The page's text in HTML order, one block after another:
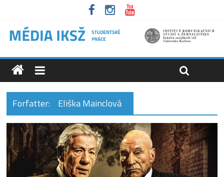
Forfatter: Eliška Mainclová